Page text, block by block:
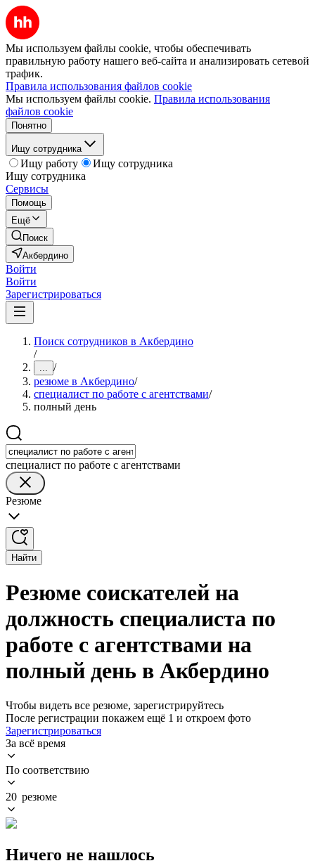
Мы используем файлы cookie, чтобы обеспечивать
правильную работу нашего веб-сайта и анализировать сетевой
трафик.
Правила использования файлов cookie
Мы используем файлы cookie. Правила использования
файлов cookie
Понятно
Ищу сотрудника
Ищу работу
Ищу сотрудника
Ищу сотрудника
Сервисы
Помощь
Ещё
Поиск
Акбердино
Войти
Войти
Зарегистрироваться
Поиск сотрудников в Акбердино
/
... /
резюме в Акбердино/
специалист по работе с агентствами/
полный день
специалист по работе с агентствами
Резюме
Найти
Резюме соискателей на
должность специалиста по
работе с агентствами на
полный день в Акбердино
Чтобы видеть все резюме, зарегистрируйтесь
После регистрации покажем ещё 1 и откроем фото
Зарегистрироваться
За всё время
По соответствию
20 резюме
Ничего не нашлось